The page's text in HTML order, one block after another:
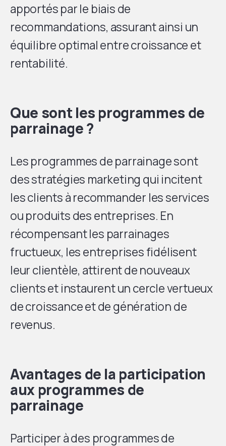
apportés par le biais de
recommandations, assurant ainsi un
équilibre optimal entre croissance et
rentabilité.
Que sont les programmes de
parrainage ?
Les programmes de parrainage sont
des stratégies marketing qui incitent
les clients à recommander les services
ou produits des entreprises. En
récompensant les parrainages
fructueux, les entreprises fidélisent
leur clientèle, attirent de nouveaux
clients et instaurent un cercle vertueux
de croissance et de génération de
revenus.
Avantages de la participation
aux programmes de
parrainage
Participer à des programmes de